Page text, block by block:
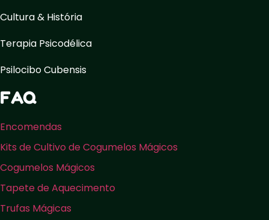
Cultura & História
Terapia Psicodélica
Psilocibo Cubensis
FAQ
Encomendas
Kits de Cultivo de Cogumelos Mágicos
Cogumelos Mágicos
Tapete de Aquecimento
Trufas Mágicas